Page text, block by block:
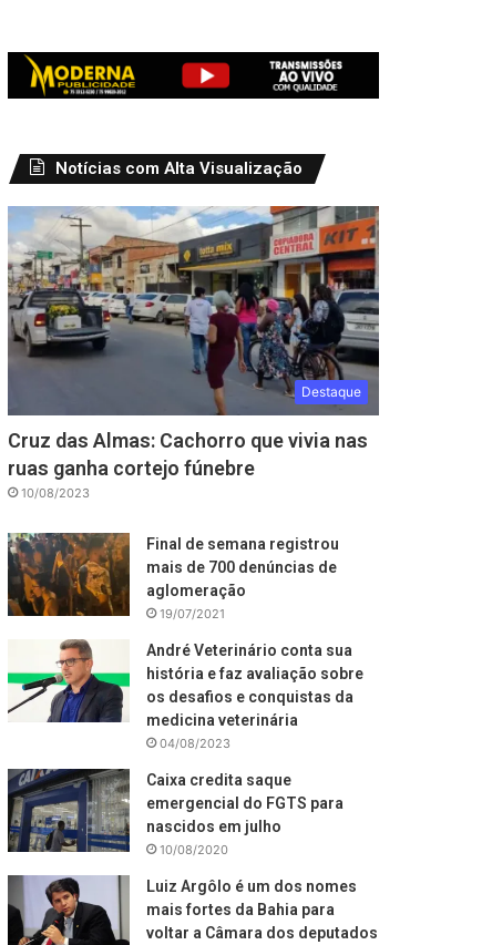
Notícias com Alta Visualização
Destaque
Cruz das Almas: Cachorro que vivia nas
ruas ganha cortejo fúnebre
10/08/2023
Final de semana registrou
mais de 700 denúncias de
aglomeração
19/07/2021
André Veterinário conta sua
história e faz avaliação sobre
os desafios e conquistas da
medicina veterinária
04/08/2023
Caixa credita saque
emergencial do FGTS para
nascidos em julho
10/08/2020
Luiz Argôlo é um dos nomes
mais fortes da Bahia para
voltar a Câmara dos deputados